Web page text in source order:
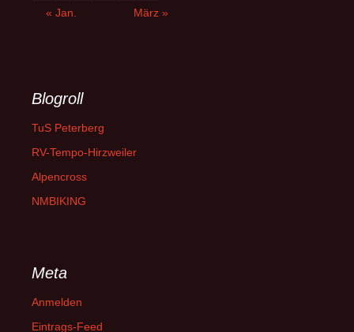
« Jan.
März »
Blogroll
TuS Peterberg
RV-Tempo-Hirzweiler
Alpencross
NMBIKING
Meta
Anmelden
Eintrags-Feed